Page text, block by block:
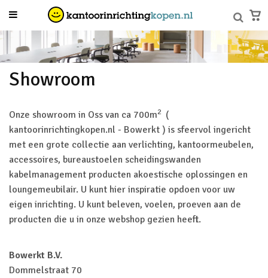
Showroom
Onze showroom in Oss van ca 700m2 (
kantoorinrichtingkopen.nl - Bowerkt ) is sfeervol ingericht
met een grote collectie aan verlichting, kantoormeubelen,
accessoires, bureaustoelen scheidingswanden
kabelmanagement producten akoestische oplossingen en
loungemeubilair. U kunt hier inspiratie opdoen voor uw
eigen inrichting. U kunt beleven, voelen, proeven aan de
producten die u in onze webshop gezien heeft.
Bowerkt B.V.
Dommelstraat 70